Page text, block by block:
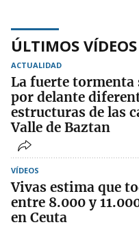
ÚLTIMOS VÍDEOS
ACTUALIDAD
La fuerte tormenta
por delante
estructuras de las
Valle de Baztan
VÍDEOS
Vivas estima que
entre 8.000 y
en Ceuta